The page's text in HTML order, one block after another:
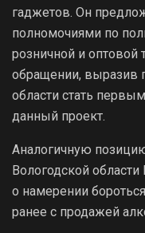
гаджетов. Он
полномочиями по
розничной и оптовой
обращении, выразив
области стать
данный проект.
Аналогичную
Вологодской
о намерении
ранее с продажей